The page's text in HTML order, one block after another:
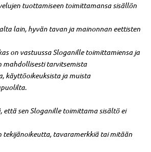
tuottamiseen toimittamansa sisällön
lain, hyvän tavan ja mainonnan eettisten
on vastuussa Sloganille toimittamiensa ja
mahdollisesti tarvitsemista
käyttöoikeuksista ja muista
että sen Sloganille toimittama sisältö ei
tekijänoikeutta, tavaramerkkiä tai mitään